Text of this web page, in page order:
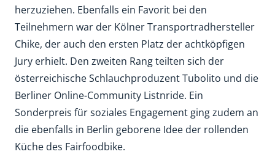
herzuziehen. Ebenfalls ein Favorit bei den
Teilnehmern war der Kölner Transportradhersteller
Chike, der auch den ersten Platz der achtköpfigen
Jury erhielt. Den zweiten Rang teilten sich der
österreichische Schlauchproduzent Tubolito und die
Berliner Online-Community Listnride. Ein
Sonderpreis für soziales Engagement ging zudem an
die ebenfalls in Berlin geborene Idee der rollenden
Küche des Fairfoodbike.